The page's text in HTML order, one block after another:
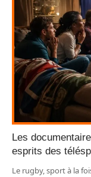
Les
esprits des
Le rugby, sport à la